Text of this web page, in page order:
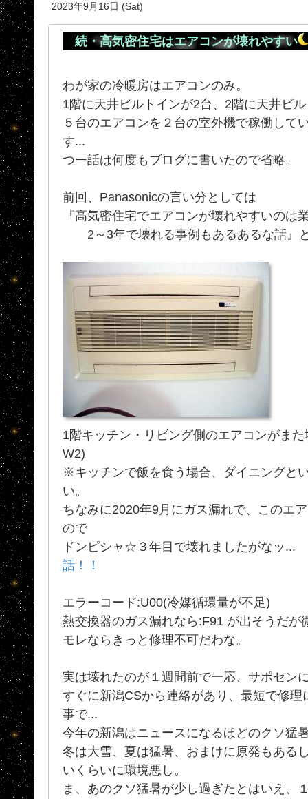
2023年9月16日 (Sat)
続・高気密住宅はエアコンが壊れやすい
わが家の冷暖房はエアコンのみ。
1階に天井ビルトインが2台、2階に天井ビ
５台のエアコンを２台の室外機で稼働して
す...
つー話は何度もブログに書いたので省略。
前回、Panasonicの言い分としては
『高気密住宅でエアコンが壊れやすいのは
2～3年で壊れる事例もあるあるな話』
1階キッチン・リビング側のエアコンがま
W2)
※キッチンで飯を食う場合、ダイニングと
い。
ちなみに2020年9月にガス漏れで、このエ
ので
ドンピシャ☆３年目で壊れましたがなッ...
話！！
エラーコード:U00(冷媒循環量が不足)
熱交換器のガス漏れなら:F91 が出そうだ
モレならきっと修理不可だわな。
実は壊れたのが１週間前で一応、サポセン
すぐに新潟CSから連絡があり、最短で修
事で...
今年の新潟はニュースになるほどのクソ猛
冬は大雪、夏は猛暑、おまけに原発もある
いくらいに環境悪し。
ま、あのクソ猛暑が少し過ぎたとはいえ、